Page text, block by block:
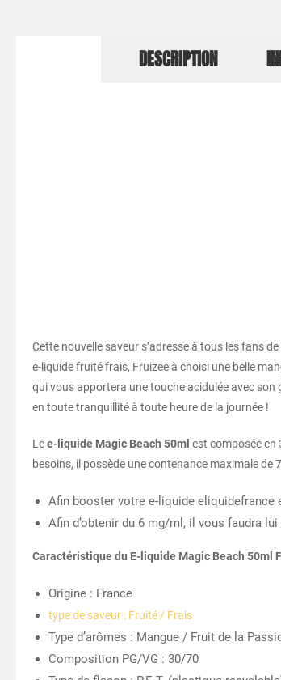
DESCRIPTION
Cette nouvelle saveur s’adresse à tous les fans
e-liquide fruité frais, Fruizee à choisi une belle
qui vous apportera une touche acidulée avec
en toute tranquillité à toute heure de la journée !
Lee-liquide Magic Beach 50ml est composée en
besoins, il possède une contenance maximale de
Afin booster votre e-liquide
Afin d’obtenir du 6 mg/ml, il vous faudra
Caractéristique du E-liquide Magic Beach 50ml
Origine : France
type de saveur : Fruité / Frais
Type d’arômes : Mangue / Fruit de la
Composition PG/VG : 30/70